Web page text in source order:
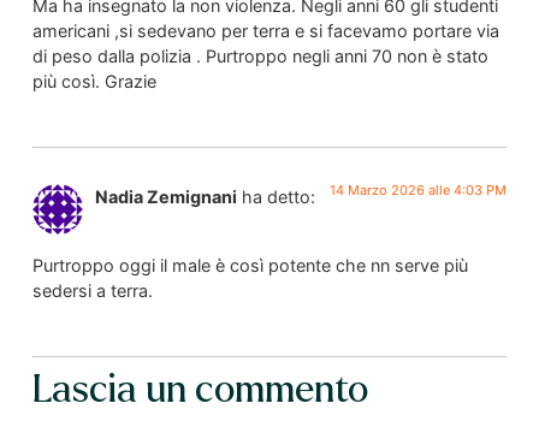
Ma ha insegnato la non violenza. Negli anni 60 gli studenti
americani ,si sedevano per terra e si facevamo portare via
di peso dalla polizia . Purtroppo negli anni 70 non è stato
più così. Grazie
Nadia Zemignani ha detto: 14 Marzo 2026 alle 4:03 PM
Purtroppo oggi il male è così potente che nn serve più
sedersi a terra.
Lascia un commento